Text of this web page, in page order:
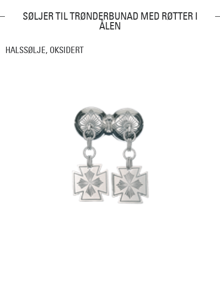
SØLJER TIL TRØNDERBUNAD MED RØTTER I
ÅLEN
HALSSØLJE, OKSIDERT